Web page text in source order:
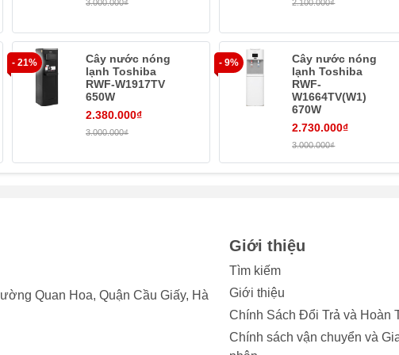
thuận tiện cho gia đình có ít thành viên
dùng cho mọi không gian, kích thước nhỏ nhắn dễ lắp đặt trên kệ
3.000.000₫ 2.100.000₫
- 21%
Cây nước nóng
lạnh Toshiba
RWF-W1917TV
650W
2.380.000₫
3.000.000₫
- 9%
Cây nước nóng
lạnh Toshiba
RWF-
W1664TV(W1)
670W
2.730.000₫
3.000.000₫
Quan Hoa, Quận Cầu Giấy, Hà
Giới thiệu
Tìm kiếm
Giới thiệu
Chính Sách Đổi Trả và Hoàn
Chính sách vận chuyển và